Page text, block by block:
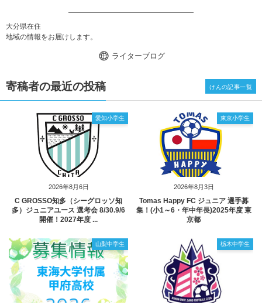
大分県在住
地域の情報をお届けします。
ライターブログ
寄稿者の最近の投稿
2026年8月6日
愛知小学生
C GROSSO知多（シーグロッソ知
多）ジュニアユース 選考会 8/30.9/6
開催！2027年度 ...
2026年8月3日
東京小学生
Tomas Happy FC ジュニア 選手募
集！(小1～6・年中年長)2025年度 東
京都
山梨中学生 栃木中学生
けんの記事一覧